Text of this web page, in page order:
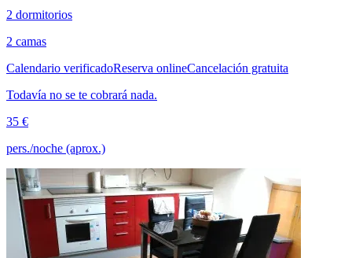
2 dormitorios
2 camas
Calendario verificadoReserva onlineCancelación gratuita
Todavía no se te cobrará nada.
35 €
pers./noche (aprox.)